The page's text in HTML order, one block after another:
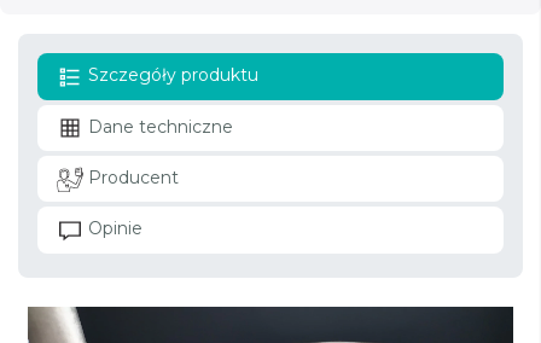
Szczegóły produktu
Dane techniczne
Producent
Opinie